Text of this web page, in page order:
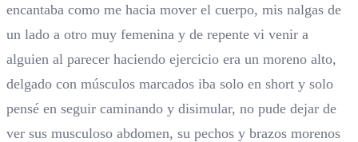
encantaba como me hacia mover el cuerpo, mis nalgas de
un lado a otro muy femenina y de repente vi venir a
alguien al parecer haciendo ejercicio era un moreno alto,
delgado con músculos marcados iba solo en short y solo
pensé en seguir caminando y disimular, no pude dejar de
ver sus musculoso abdomen, su pechos y brazos morenos